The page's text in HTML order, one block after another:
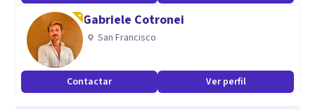
Gabriele Cotronei
San Francisco
Contactar Ver perfil